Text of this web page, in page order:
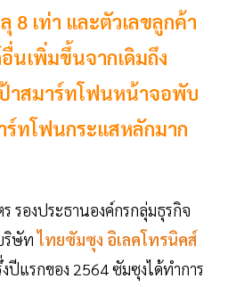
8 เท่า และตัวเลขลูกค้า
นเพิ่มขึ้นจากเดิมถึง
าสมาร์ทโฟนหน้าจอพับ
ร์ทโฟนกระแสหลักมาก
รองประธานองค์กรกลุ่มธุรกิจ
ริษัทไทยซัมซุง อิเลคโทรนิคส์
งปีแรกของ 2564 ซัมซุงได้ทำการ